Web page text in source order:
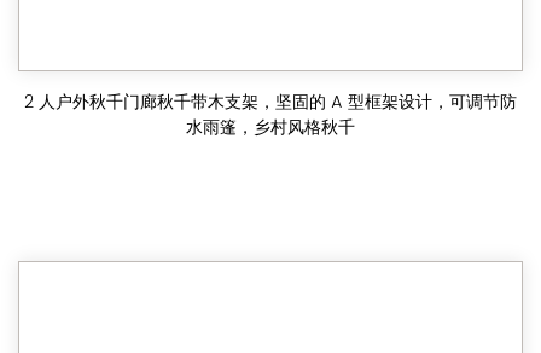
2 人户外秋千门廊秋千带木支架，坚固的 A 型框架设计，可调节防
水雨篷，乡村风格秋千